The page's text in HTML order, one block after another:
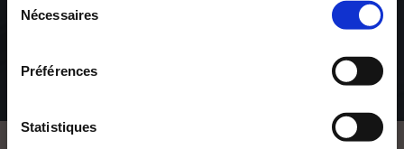
Nécessaires
Préférences
Statistiques